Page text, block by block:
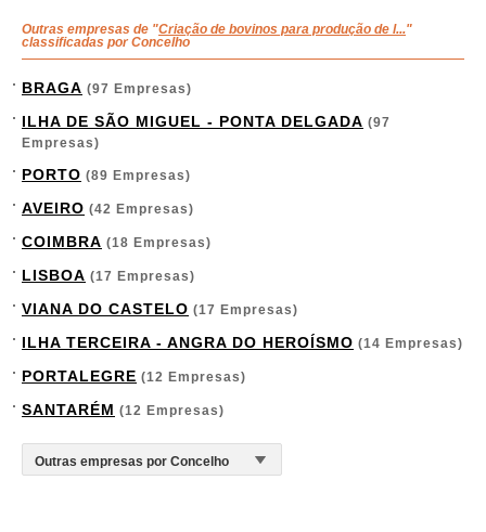
Outras empresas de "Criação de bovinos para produção de l..."
classificadas por Concelho
BRAGA (97 Empresas)
ILHA DE SÃO MIGUEL - PONTA DELGADA (97
Empresas)
PORTO (89 Empresas)
AVEIRO (42 Empresas)
COIMBRA (18 Empresas)
LISBOA (17 Empresas)
VIANA DO CASTELO (17 Empresas)
ILHA TERCEIRA - ANGRA DO HEROÍSMO (14 Empresas)
PORTALEGRE (12 Empresas)
SANTARÉM (12 Empresas)